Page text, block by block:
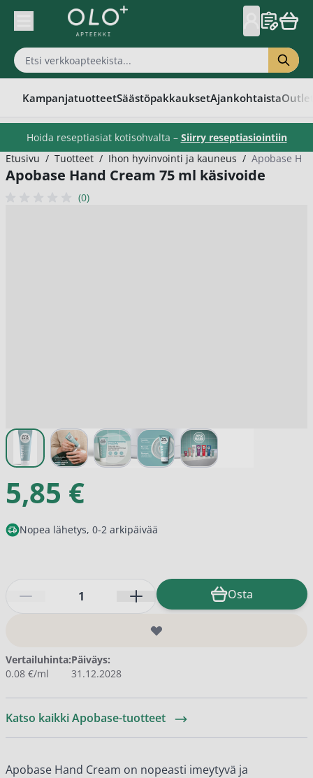
Skip to Content
KampanjatuotteetSäästöpakkauksetAjankohtaista
Hoida reseptiasiat kotisohvalta – Siirry reseptiasiointiin
Etusivu / Tuotteet / Ihon hyvinvointi ja kauneus / Apobase
Apobase Hand Cream 75 ml käsivoide
(0)
View larger image
View larger image
View larger image
View larger imageView larger image
5,85 €
Nopea lähetys, 0-2 arkipäivää
Osta
Vertailuhinta:
0.08 €/ml
Päiväys:
31.12.2028
Katso kaikki Apobase-tuotteet
Apobase Hand Cream on nopeasti imeytyvä ja